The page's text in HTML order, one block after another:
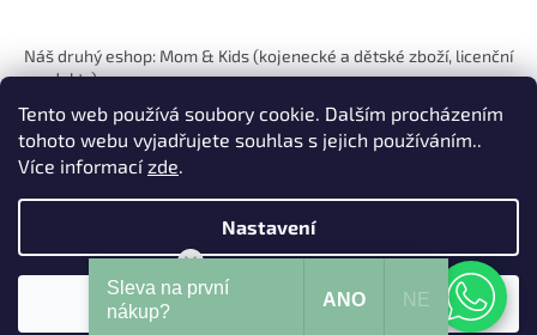
Tento web používá soubory cookie. Dalším procházením
tohoto webu vyjadřujete souhlas s jejich používáním..
Více informacízde.
Nastavení
p
Náš druhý eshop: Mom & Kids (kojenecké a dětské zboží, licenční
produkty)
Vytvořil Shoptet
Copyright 2026 . Všechna práva vyhrazena.
Mohu Vám pomoci?
Sleva na první
nákup?
ANO NE